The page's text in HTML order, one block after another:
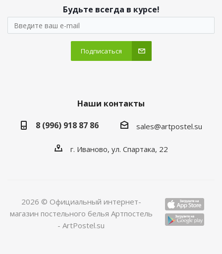
Будьте всегда в курсе!
Подписаться
Наши контакты
8 (996) 918 87 86
sales@artpostel.su
г. Иваново, ул. Спартака, 22
2026 © Официальный интернет-
магазин постельного белья Артпостель
- ArtPostel.su